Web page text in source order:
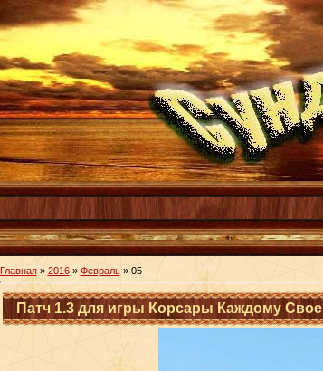
Главная» 2016 » Февраль » 05
Патч 1.3 для игры Корсары Каждому Свое